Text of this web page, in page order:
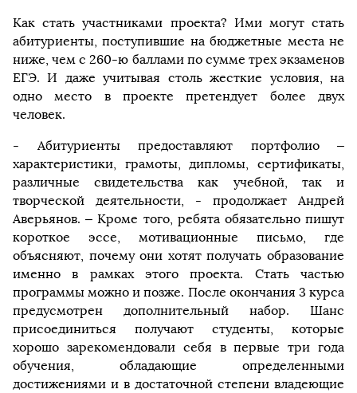
Как стать участниками проекта? Ими могут стать
абитуриенты, поступившие на бюджетные места не
ниже, чем с 260-ю баллами по сумме трех экзаменов
ЕГЭ. И даже учитывая столь жесткие условия, на
одно место в проекте претендует более двух
человек.
- Абитуриенты предоставляют портфолио –
характеристики, грамоты, дипломы, сертификаты,
различные свидетельства как учебной, так и
творческой деятельности, - продолжает Андрей
Аверьянов. – Кроме того, ребята обязательно пишут
короткое эссе, мотивационные письмо, где
объясняют, почему они хотят получать образование
именно в рамках этого проекта. Стать частью
программы можно и позже. После окончания 3 курса
предусмотрен дополнительный набор. Шанс
присоединиться получают студенты, которые
хорошо зарекомендовали себя в первые три года
обучения, обладающие определенными
достижениями и в достаточной степени владеющие